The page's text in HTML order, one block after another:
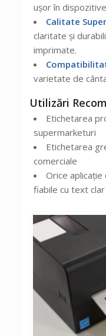
ușor în
Calitate
claritate și
imprimate.
varietate de
Utilizări
Etichetarea
supermarketuri
Etichetarea
comerciale
Orice
fiabile cu text